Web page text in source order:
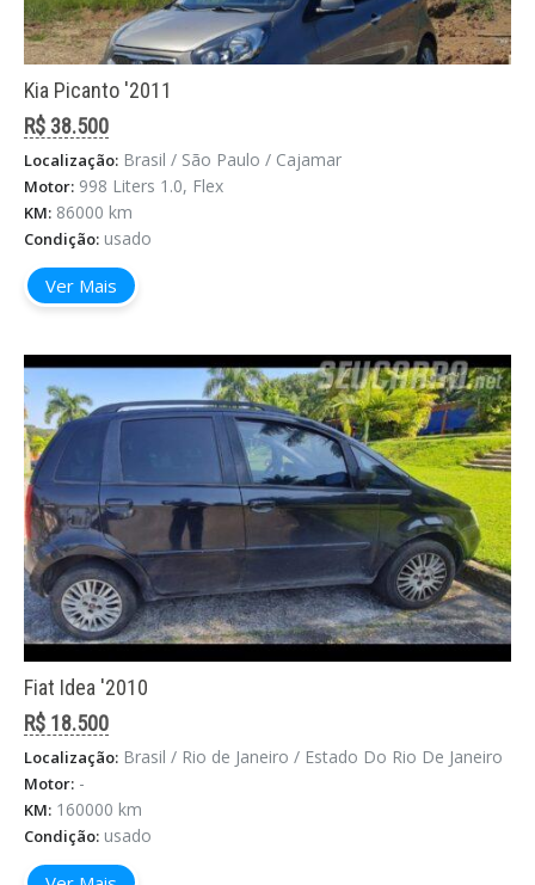
Kia Picanto '2011
R$ 38.500
Localização: Brasil / São Paulo / Cajamar
Motor: 998 Liters 1.0, Flex
KM: 86000 km
Condição: usado
Ver Mais
Fiat Idea '2010
R$ 18.500
Localização: Brasil / Rio de Janeiro / Estado Do Rio De Janeiro
Motor: -
KM: 160000 km
Condição: usado